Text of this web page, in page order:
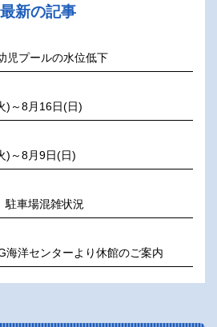
最新の記事
児プールの水位低下
)～8月16日(日)
)～8月9日(日)
車場混雑状況
海洋センターより休館のご案内